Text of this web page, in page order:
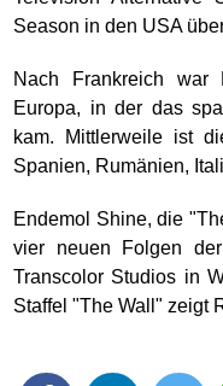
Season in den USA
Nach Frankreich war
Europa, in der das
kam. Mittlerweile ist
Spanien, Rumänien,
Endemol Shine, die
vier neuen Folgen
Transcolor Studios in
Staffel "The Wall" zeigt